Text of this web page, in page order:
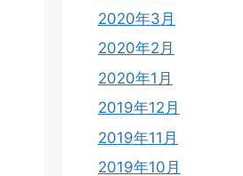
2020年3月
2020年2月
2020年1月
2019年12月
2019年11月
2019年10月